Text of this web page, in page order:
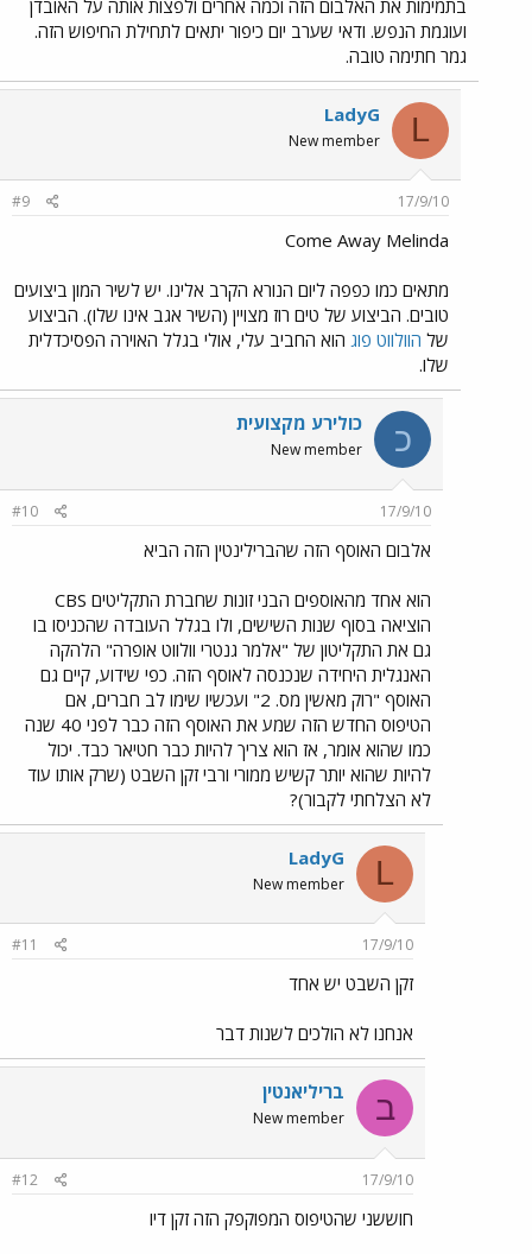
בתמימות את האלבום הזה וכמה אחרים ולפצות אותה על האובדן
ועוגמת הנפש. ודאי שערב יום כיפור יתאים לתחילת החיפוש הזה.
גמר חתימה טובה.
L
LadyG
New member
17/9/10
#9
Come Away Melinda
מתאים כמו כפפה ליום הנורא הקרב אלינו. יש לשיר המון ביצועים
טובים. הביצוע של טים רוז מצויין (השיר אגב אינו שלו). הביצוע
של הוולווט פוג הוא החביב עלי, אולי בגלל האוירה הפסיכדלית
שלו.
כ כולירע מקצועית
New member
17/9/10
#10
אלבום האוסף הזה שהברילינטין הזה הביא
הוא אחד מהאוספים הבני זונות שחברת התקליטים CBS
הוציאה בסוף שנות השישים, ולו בגלל העובדה שהכניסו בו
גם את התקליטון של "אלמר גנטרי וולווט אופרה" הלהקה
האנגלית היחידה שנכנסה לאוסף הזה. כפי שידוע, קיים גם
האוסף "רוק מאשין מס. 2" ועכשיו שימו לב חברים, אם
הטיפוס החדש הזה שמע את האוסף הזה כבר לפני 40 שנה
כמו שהוא אומר, אז הוא צריך להיות כבר חטיאר כבד. יכול
להיות שהוא יותר קשיש ממורי ורבי זקן השבט (שרק אותו עוד
לא הצלחתי לקבור)?
L
LadyG
New member
17/9/10
#11
זקן השבט יש אחד
אנחנו לא הולכים לשנות דבר
ב בריליאנטין
New member
17/9/10
#12
חוששני שהטיפוס המפוקפק הזה זקן דיו